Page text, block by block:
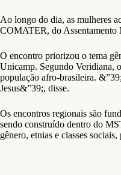
Ao longo do dia, as mulheres
COMATER, do Assentamento
O encontro priorizou o tema
Unicamp. Segundo Veridiana,
população afro-brasileira.
Jesus&”39;, disse.
Os encontros regionais são
sendo construído dentro do
gênero, etnias e classes